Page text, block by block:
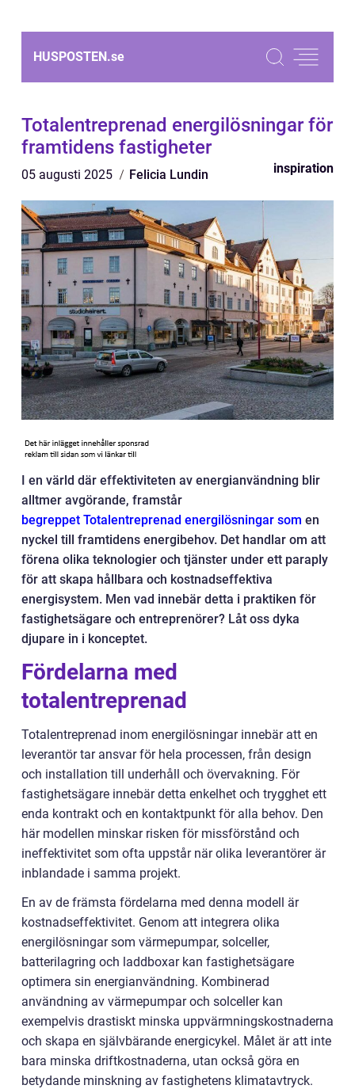
HUSPOSTEN.se
Totalentreprenad energilösningar för
framtidens fastigheter
05 augusti 2025 Felicia Lundin inspiration
I en värld där effektiviteten av energianvändning blir
alltmer avgörande, framstår
begreppet Totalentreprenad energilösningar som en
nyckel till framtidens energibehov. Det handlar om att
förena olika teknologier och tjänster under ett paraply
för att skapa hållbara och kostnadseffektiva
energisystem. Men vad innebär detta i praktiken för
fastighetsägare och entreprenörer? Låt oss dyka
djupare in i konceptet.
Fördelarna med
totalentreprenad
Totalentreprenad inom energilösningar innebär att en
leverantör tar ansvar för hela processen, från design
och installation till underhåll och övervakning. För
fastighetsägare innebär detta enkelhet och trygghet ett
enda kontrakt och en kontaktpunkt för alla behov. Den
här modellen minskar risken för missförstånd och
ineffektivitet som ofta uppstår när olika leverantörer är
inblandade i samma projekt.
En av de främsta fördelarna med denna modell är
kostnadseffektivitet. Genom att integrera olika
energilösningar som värmepumpar, solceller,
batterilagring och laddboxar kan fastighetsägare
optimera sin energianvändning. Kombinerad
användning av värmepumpar och solceller kan
exempelvis drastiskt minska uppvärmningskostnaderna
och skapa en självbärande energicykel. Målet är att inte
bara minska driftkostnaderna, utan också göra en
betydande minskning av fastighetens klimatavtryck.